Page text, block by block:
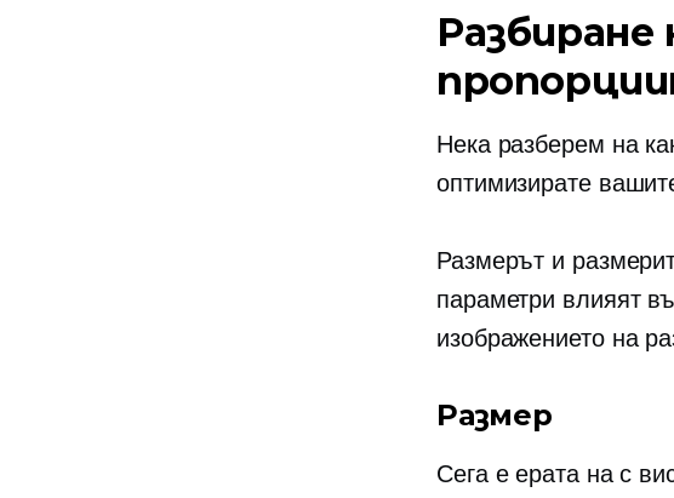
Нека разберем на
оптимизирате
Размерът и
параметри влияят
изображението на
Размер
Сега е ерата нас